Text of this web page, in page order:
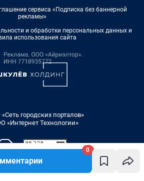
0
сервиса «Подписка без баннерной
рекламы»
и обработки персональных данных и
использования сайта
городских порталов»
«Интернет Технологии»